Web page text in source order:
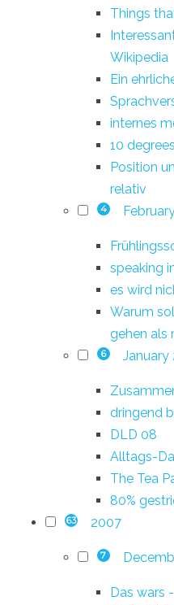
Things
Wikipedia
Ein
internes
10
Position
relativ
4
speaking
es wird
Warum
gehen als
6 January
dringend
DLD 08
Alltags-
The Tea
80%
63 2007
7
Das wars